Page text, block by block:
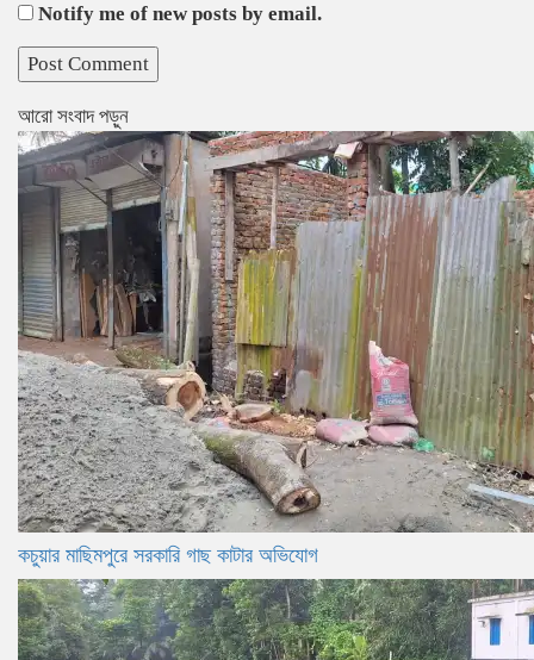
Notify me of new posts by email.
আরো সংবাদ পড়ুন
কচুয়ার মাছিমপুরে সরকারি গাছ কাটার অভিযোগ